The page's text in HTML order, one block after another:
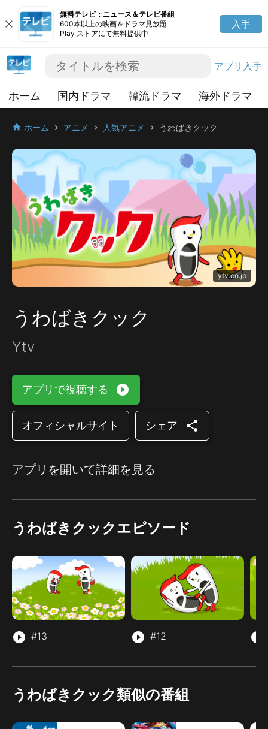
close
無料テレビ：ニュース＆テレビ番組
600本以上の映画＆ドラマ見放題
Play ストアにて無料提供中
入手
アプリ入手
ホーム 国内ドラマ 韓流ドラマ 海外ドラマ
home ホーム chevron_right アニメ chevron_right 人気アニメ chevron_right うわばきクック
ytv.co.jp
うわばきクック
Ytv
アプリで視聴する play_circle_filled
オフィシャルサイト シェア share
アプリを開いて詳細を見る
うわばきクックエピソード
play_circle_filled #13 play_circle_filled #12 play_circle_filled
うわばきクック類似の番組